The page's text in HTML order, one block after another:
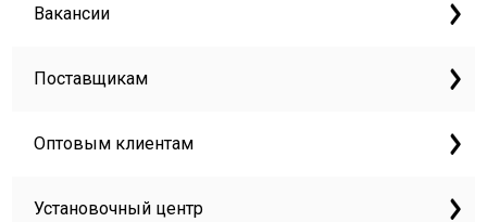
Вакансии
Поставщикам
Оптовым клиентам
Установочный центр